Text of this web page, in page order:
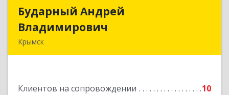
Бударный Андрей
Владимирович
Крымск
Клиентов на сопровождении 10
Бударный Андрей
Подробнее